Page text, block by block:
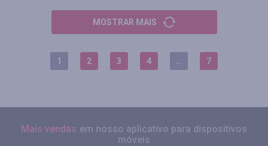
MOSTRAR MAIS
1 2 3 4 7
Mais vendas em nosso aplicativo para dispositivos
móveis